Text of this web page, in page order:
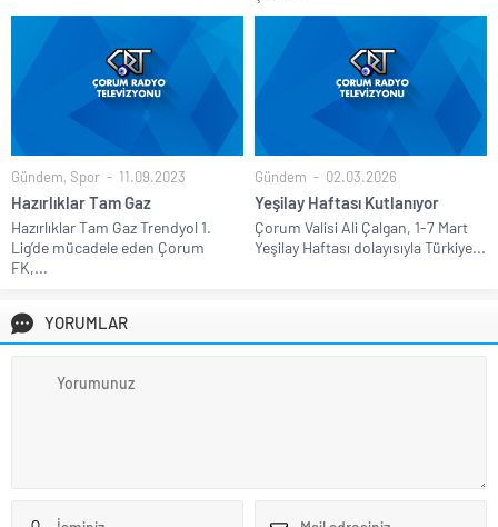
Gündem, Spor 11.09.2023
Hazırlıklar Tam Gaz
Hazırlıklar Tam Gaz Trendyol 1.
Lig’de mücadele eden Çorum
FK,...
Gündem 02.03.2026
Yeşilay Haftası Kutlanıyor
Çorum Valisi Ali Çalgan, 1-7 Mart
Yeşilay Haftası dolayısıyla Türkiye...
YORUMLAR